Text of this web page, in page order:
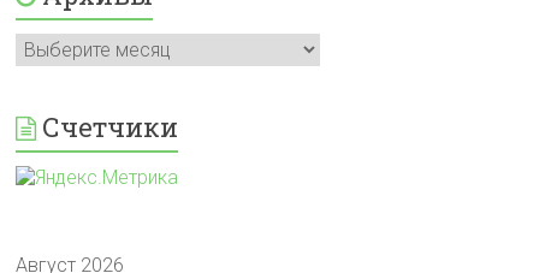
Архивы
Счетчики
Август 2026